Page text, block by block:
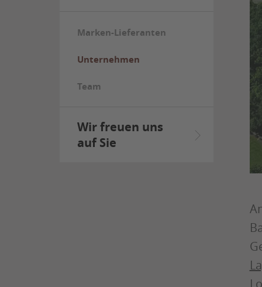
Marken-Lieferanten
Unternehmen
Team
Wir freuen uns
auf Sie